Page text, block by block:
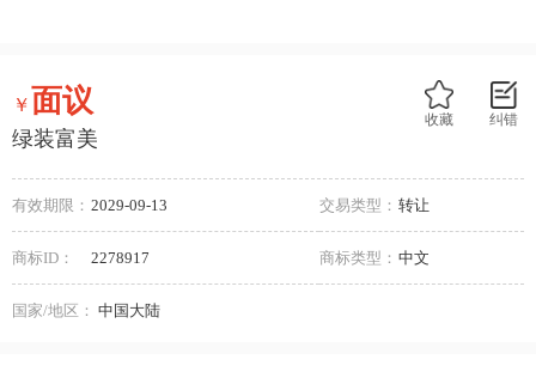
纠错
收藏
￥面议
绿装富美
有效期限： 2029-09-13 交易类型： 转让
商标ID： 2278917 商标类型： 中文
国家/地区： 中国大陆